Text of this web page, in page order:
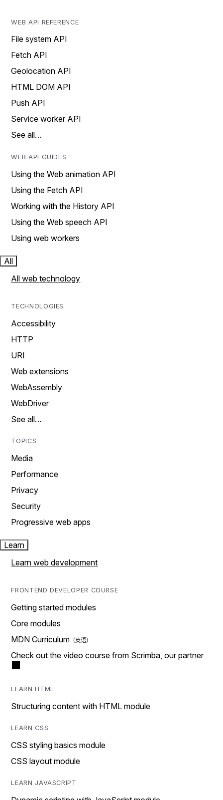
WEB API REFERENCE
File system API
Fetch API
Geolocation API
HTML DOM API
Push API
Service worker API
See all…
WEB API GUIDES
Using the Web animation API
Using the Fetch API
Working with the History API
Using the Web speech API
Using web workers
All
All web technology
TECHNOLOGIES
Accessibility
HTTP
URI
Web extensions
WebAssembly
WebDriver
See all…
TOPICS
Media
Performance
Privacy
Security
Progressive web apps
Learn
Learn web development
FRONTEND DEVELOPER COURSE
Getting started modules
Core modules
MDN Curriculum
Check out the video course from Scrimba, our partner
LEARN HTML
Structuring content with HTML module
LEARN CSS
CSS styling basics module
CSS layout module
LEARN JAVASCRIPT